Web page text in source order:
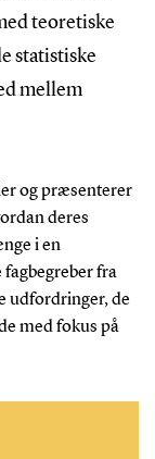
teoretiske
statistiske
mellem
og præsenterer
deres
i en
fra
udfordringer, de
med fokus på